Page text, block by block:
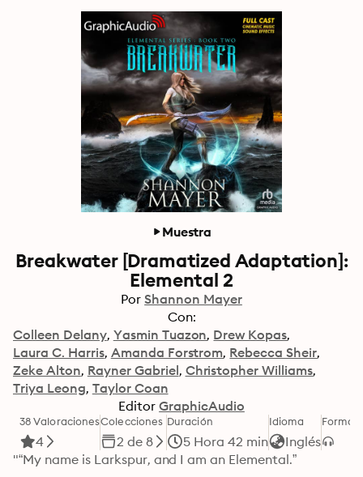
Muestra
Breakwater [Dramatized Adaptation]:
Elemental 2
Por Shannon Mayer
Con:
Colleen Delany Yasmin Tuazon Drew Kopas
Laura C. Harris Amanda Forstrom Rebecca Sheir
Zeke Alton Rayner Gabriel Christopher Williams
Triya Leong Taylor Coan
Editor GraphicAudio
38 Valoraciones
4
Colecciones
2 de 8
Duración
5 Hora 42 min
Idioma
Inglés
"“My name is Larkspur, and I am an Elemental.”